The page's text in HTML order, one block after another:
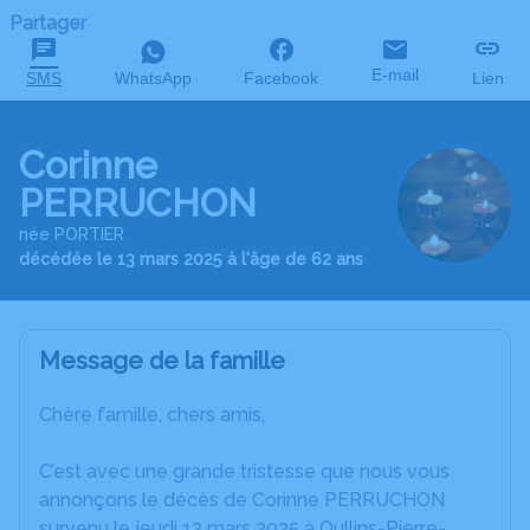
Partager
SMS WhatsApp Facebook E-mail Lien
Corinne
PERRUCHON
née PORTIER
décédée le 13 mars 2025 à l'âge de 62 ans
Message de la famille
Chère famille, chers amis,
C’est avec une grande tristesse que nous vous
annonçons le décès de Corinne PERRUCHON